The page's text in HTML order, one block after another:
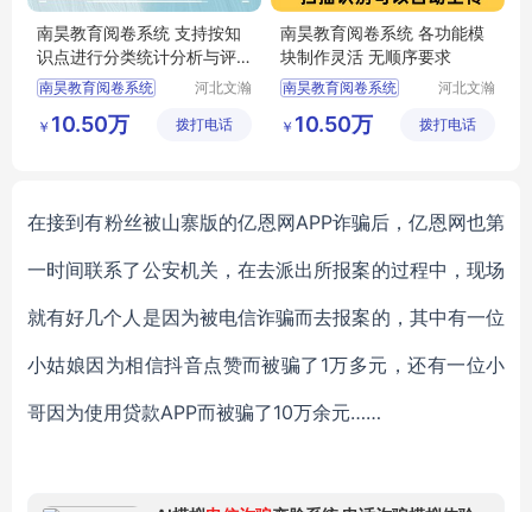
南昊教育阅卷系统 支持按知
识点进行分类统计分析与评
价
南昊教育阅卷系统
高考阅卷系统
河北文瀚
技发展有
￥ 10.50万 拨打电话
南昊教育阅卷系统 各功能模
块制作灵活 无顺序要求
南昊教育阅卷系统
中学网上阅卷
河北文瀚
技发展有
￥ 10.50万 拨打电话
在接到有粉丝被山寨版的亿恩网APP诈骗后，亿恩网也第
一时间联系了公安机关，在去派出所报案的过程中，现场
就有好几个人是因为被电信诈骗而去报案的，其中有一位
小姑娘因为相信抖音点赞而被骗了1万多元，还有一位小
哥因为使用贷款APP而被骗了10万余元……